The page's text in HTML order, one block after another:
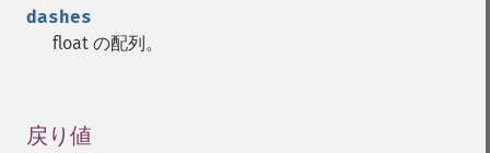
dashes
float の配列。
戻り値